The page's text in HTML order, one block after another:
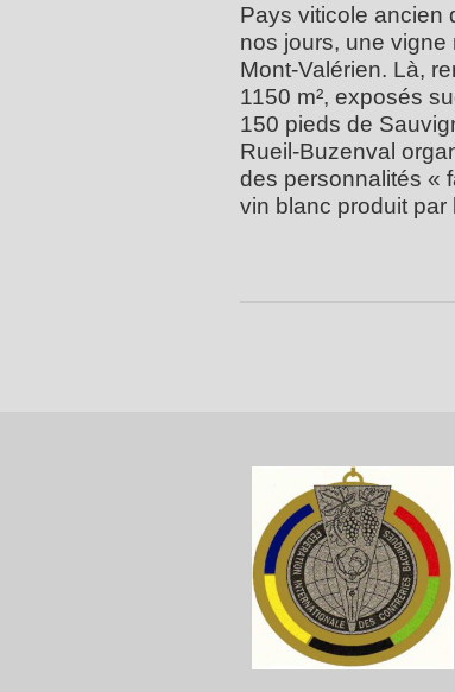
Pays viticole ancien
nos jours, une
Mont-Valérien. Là,
1150 m², exposés
150 pieds de
Rueil-Buzenval
des personnalités «
vin blanc produit par